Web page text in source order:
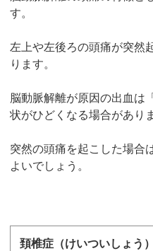
す。
左上や左後ろの頭痛が突然
ります。
脳動脈解離が原因の出血は
状がひどくなる場合があり
突然の頭痛を起こした場合
よいでしょう。
頚椎症（けいついしょう）